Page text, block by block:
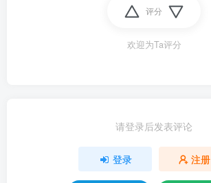
评分
欢迎为Ta评分
请登录后发表评论
登录 注册